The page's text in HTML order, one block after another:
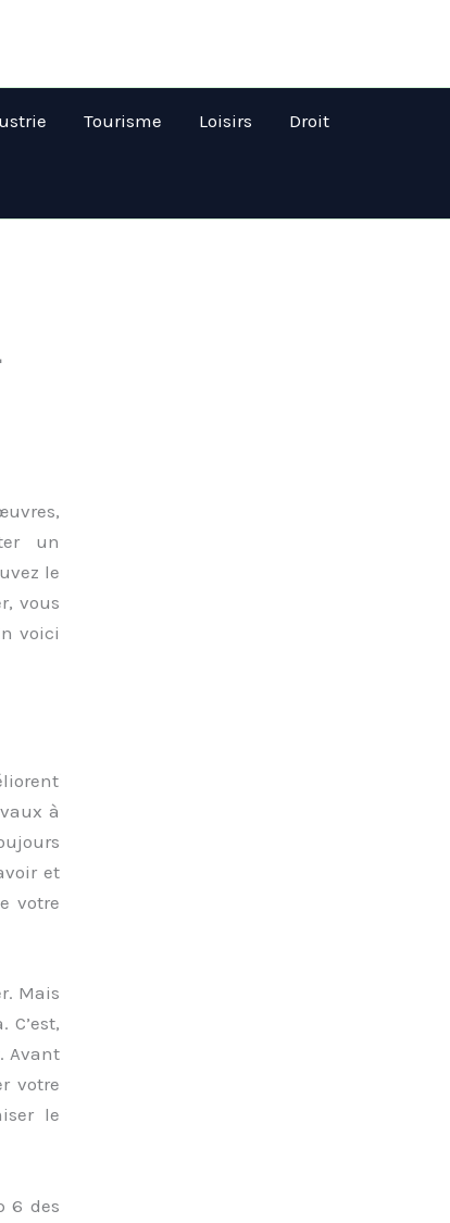
Tourisme Loisirs Droit
un
le
vous
voici
à
et
votre
Mais
Avant
votre
le
6 des